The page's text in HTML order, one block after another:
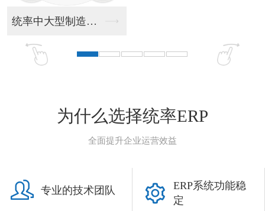
统率中大型制造业ER...
为什么选择统率ERP
全面提升企业运营效益
 专业的技术团队 
ERP系统功能稳
定